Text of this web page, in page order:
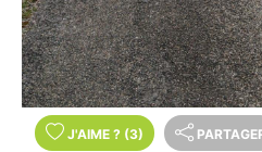
J'AIME ? (3)